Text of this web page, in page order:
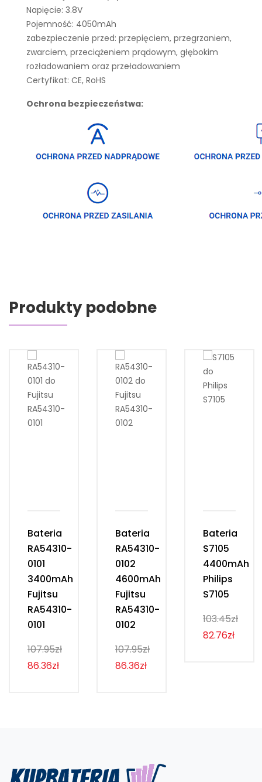
Napięcie: 3.8V
Pojemność: 4050mAh
zabezpieczenie przed: przepięciem, przegrzaniem,
zwarciem, przeciążeniem prądowym, głębokim
rozładowaniem oraz przeładowaniem
Certyfikat: CE, RoHS
Ochrona bezpieczeństwa:
Produkty podobne
Bateria
RA54310-
0101
3400mAh
Fujitsu
RA54310-
0101
107.95zł
86.36zł
Bateria
RA54310-
0102
4600mAh
Fujitsu
RA54310-
0102
107.95zł
86.36zł
Bateria
S7105
4400mAh
Philips
S7105
103.45zł
82.76zł